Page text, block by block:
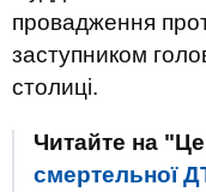
провадження
заступником
столиці.
Читайте на
смертельної